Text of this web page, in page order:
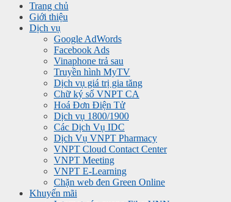
Trang chủ
Giới thiệu
Dịch vụ
Google AdWords
Facebook Ads
Vinaphone trả sau
Truyền hình MyTV
Dịch vụ giá trị gia tăng
Chữ ký số VNPT CA
Hoá Đơn Điện Tử
Dịch vụ 1800/1900
Các Dịch Vụ IDC
Dịch Vụ VNPT Pharmacy
VNPT Cloud Contact Center
VNPT Meeting
VNPT E-Learning
Chặn web đen Green Online
Khuyến mãi